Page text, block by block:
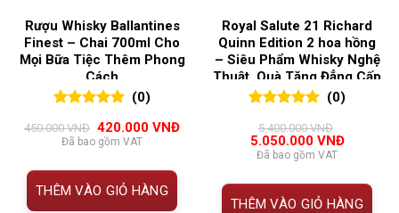
Rượu Whisky Ballantines
Finest – Chai 700ml Cho
Mọi Bữa Tiệc Thêm Phong
Cách
đánh giá
(0)
450.000VNĐ Giá
gốc
là:
450.000 VNĐ.
420.000 VNĐGiá
420.000 VNĐ.
Đã bao gồm VAT
THÊM VÀO GIỎ HÀNG
Royal Salute 21 Richard
Quinn Edition 2 hoa hồng
– Siêu Phẩm Whisky Nghệ
Thuật, Quà Tặng Đẳng Cấp
đánh giá
(0)
5.400.000VNĐ
Giá
gốc
5.400.000 VNĐ.
5.050.000 VNĐGiá
là:
Đã bao gồm VAT
THÊM VÀO GIỎ HÀNG